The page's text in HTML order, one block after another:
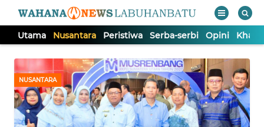
Utama Nusantara Peristiwa Serba-serbi Opini Khas
NUSANTARA
TV
Tutup
UTAMA